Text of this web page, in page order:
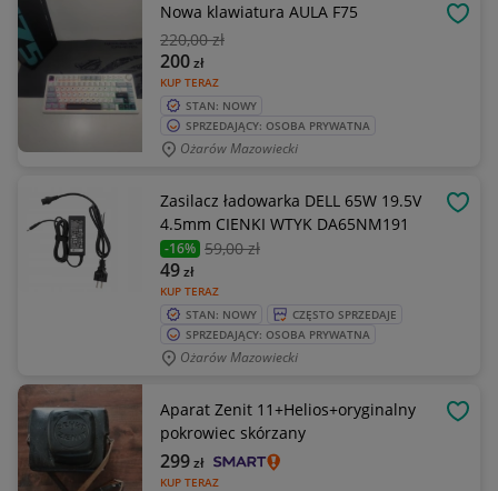
Nowa klawiatura AULA F75
220,00 zł
KUP TERAZ
200zł
STAN: NOWY
SPRZEDAJĄCY: OSOBA PRYWATNA
Ożarów Mazowiecki
Zasilacz ładowarka DELL 65W 19.5V
4.5mm CIENKI WTYK DA65NM191
-16% 59,00 zł
KUP TERAZ
49zł
STAN: NOWY
CZĘSTO SPRZEDAJE
SPRZEDAJĄCY: OSOBA PRYWATNA
Ożarów Mazowiecki
Aparat Zenit 11+Helios+oryginalny
pokrowiec skórzany
KUP TERAZ
299zł